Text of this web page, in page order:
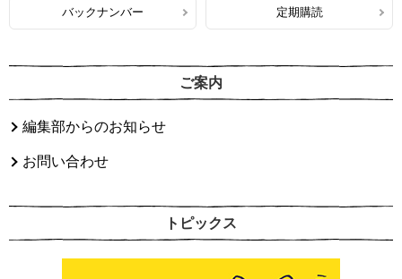
バックナンバー 定期購読
ご案内
編集部からのお知らせ
お問い合わせ
トピックス